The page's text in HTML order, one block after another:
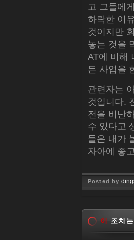
고 그들에
하락한 이
것이지만
놓는 것을
AT에 비해
든 사업을
관련자는
것입니다.
전을 비난
수 있다고
들은 내가
자아에 좋
Posted by
이 조치